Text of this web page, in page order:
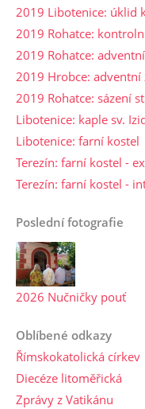
2019 Libotenice: úklid
2019 Rohatce:
2019 Rohatce:
2019 Hrobce: adventní
2019 Rohatce: sázení
Libotenice: kaple sv.
Libotenice: farní kostel
Terezín: farní kostel -
Terezín: farní kostel -
Poslední fotografie
2026 Nučničky pouť
Oblíbené odkazy
Římskokatolická církev
Diecéze litoměřická
Zprávy z Vatikánu